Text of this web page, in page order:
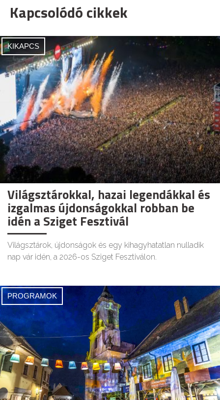
Kapcsolódó cikkek
KIKAPCS
Világsztárokkal, hazai legendákkal és
izgalmas újdonságokkal robban be
idén a Sziget Fesztivál
Világsztárok, újdonságok és egy kihagyhatatlan nulladik
nap vár idén, a 2026-os Sziget Fesztiválon.
PROGRAMOK